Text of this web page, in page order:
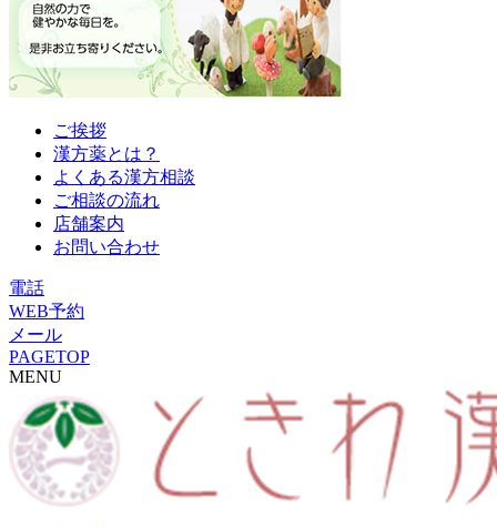
ご挨拶
漢方薬とは？
よくある漢方相談
ご相談の流れ
店舗案内
お問い合わせ
電話
WEB予約
メール
PAGETOP
MENU